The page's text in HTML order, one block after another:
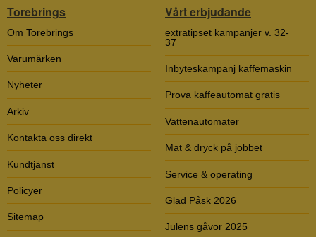
Torebrings
Om Torebrings
Varumärken
Nyheter
Arkiv
Kontakta oss direkt
Kundtjänst
Policyer
Sitemap
Vårt erbjudande
extratipset kampanjer v. 32-
37
Inbyteskampanj kaffemaskin
Prova kaffeautomat gratis
Vattenautomater
Mat & dryck på jobbet
Service & operating
Glad Påsk 2026
Julens gåvor 2025